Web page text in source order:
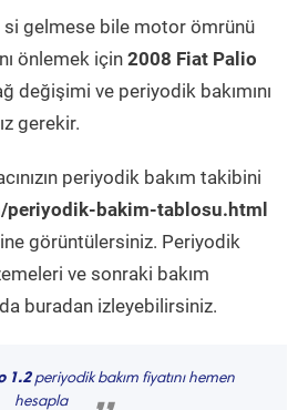
si gelmese bile motor ömrünü
önlemek için 2008 Fiat Palio
değişimi ve periyodik bakımını
gerekir.
periyodik bakım takibini
periyodik-bakim-tablosu.html
görüntülersiniz. Periyodik
ve sonraki bakım
buradan izleyebilirsiniz.
1.2periyodik bakım fiyatını hemen
hesapla